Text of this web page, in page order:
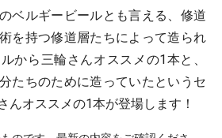
ベルギービールとも言える、修道
を持つ修道層たちによって造られ
から三輪さんオススメの1本と、
たちのために造っていたというセ
んオススメの1本が登場します！